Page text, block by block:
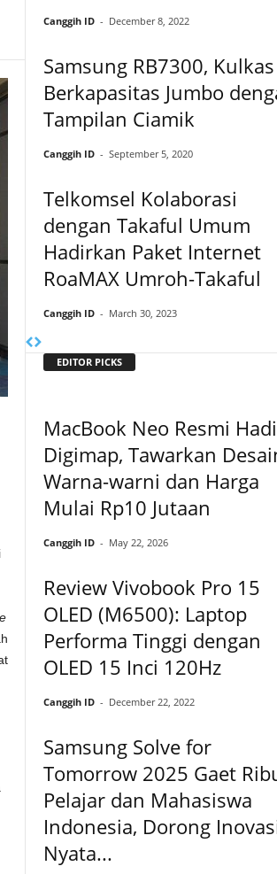
Canggih ID - December 8, 2022
Samsung RB7300, Kulkas
Berkapasitas Jumbo
Tampilan Ciamik
Canggih ID - September 5, 2020
Telkomsel Kolaborasi
dengan Takaful Umum
Hadirkan Paket Internet
RoaMAX Umroh-Takaful
Canggih ID - March 30, 2023
EDITOR PICKS
MacBook Neo Resmi
Digimap, Tawarkan
Warna-warni dan Harga
Mulai Rp10 Jutaan
Canggih ID - May 22, 2026
Review Vivobook Pro 15
OLED (M6500): Laptop
Performa Tinggi dengan
OLED 15 Inci 120Hz
Canggih ID - December 22, 2022
Samsung Solve for
Tomorrow 2025 Gaet
Pelajar dan Mahasiswa
Indonesia, Dorong
Nyata...